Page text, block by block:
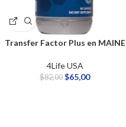
Transfer Factor Plus en MAINE
4Life USA
$82,00 $65,00